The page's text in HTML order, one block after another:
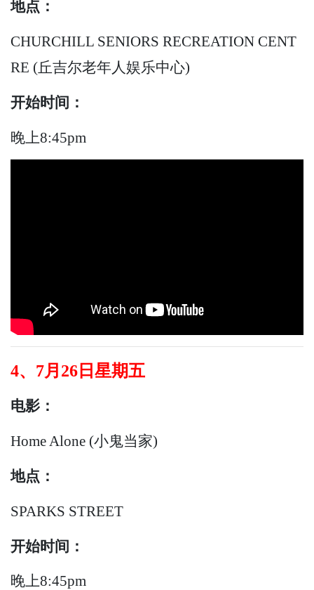
地点：
CHURCHILL SENIORS RECREATION CENT
RE (丘吉尔老年人娱乐中心)
开始时间：
晚上8:45pm
4、7月26日星期五
电影：
Home Alone (小鬼当家)
地点：
SPARKS STREET
开始时间：
晚上8:45pm